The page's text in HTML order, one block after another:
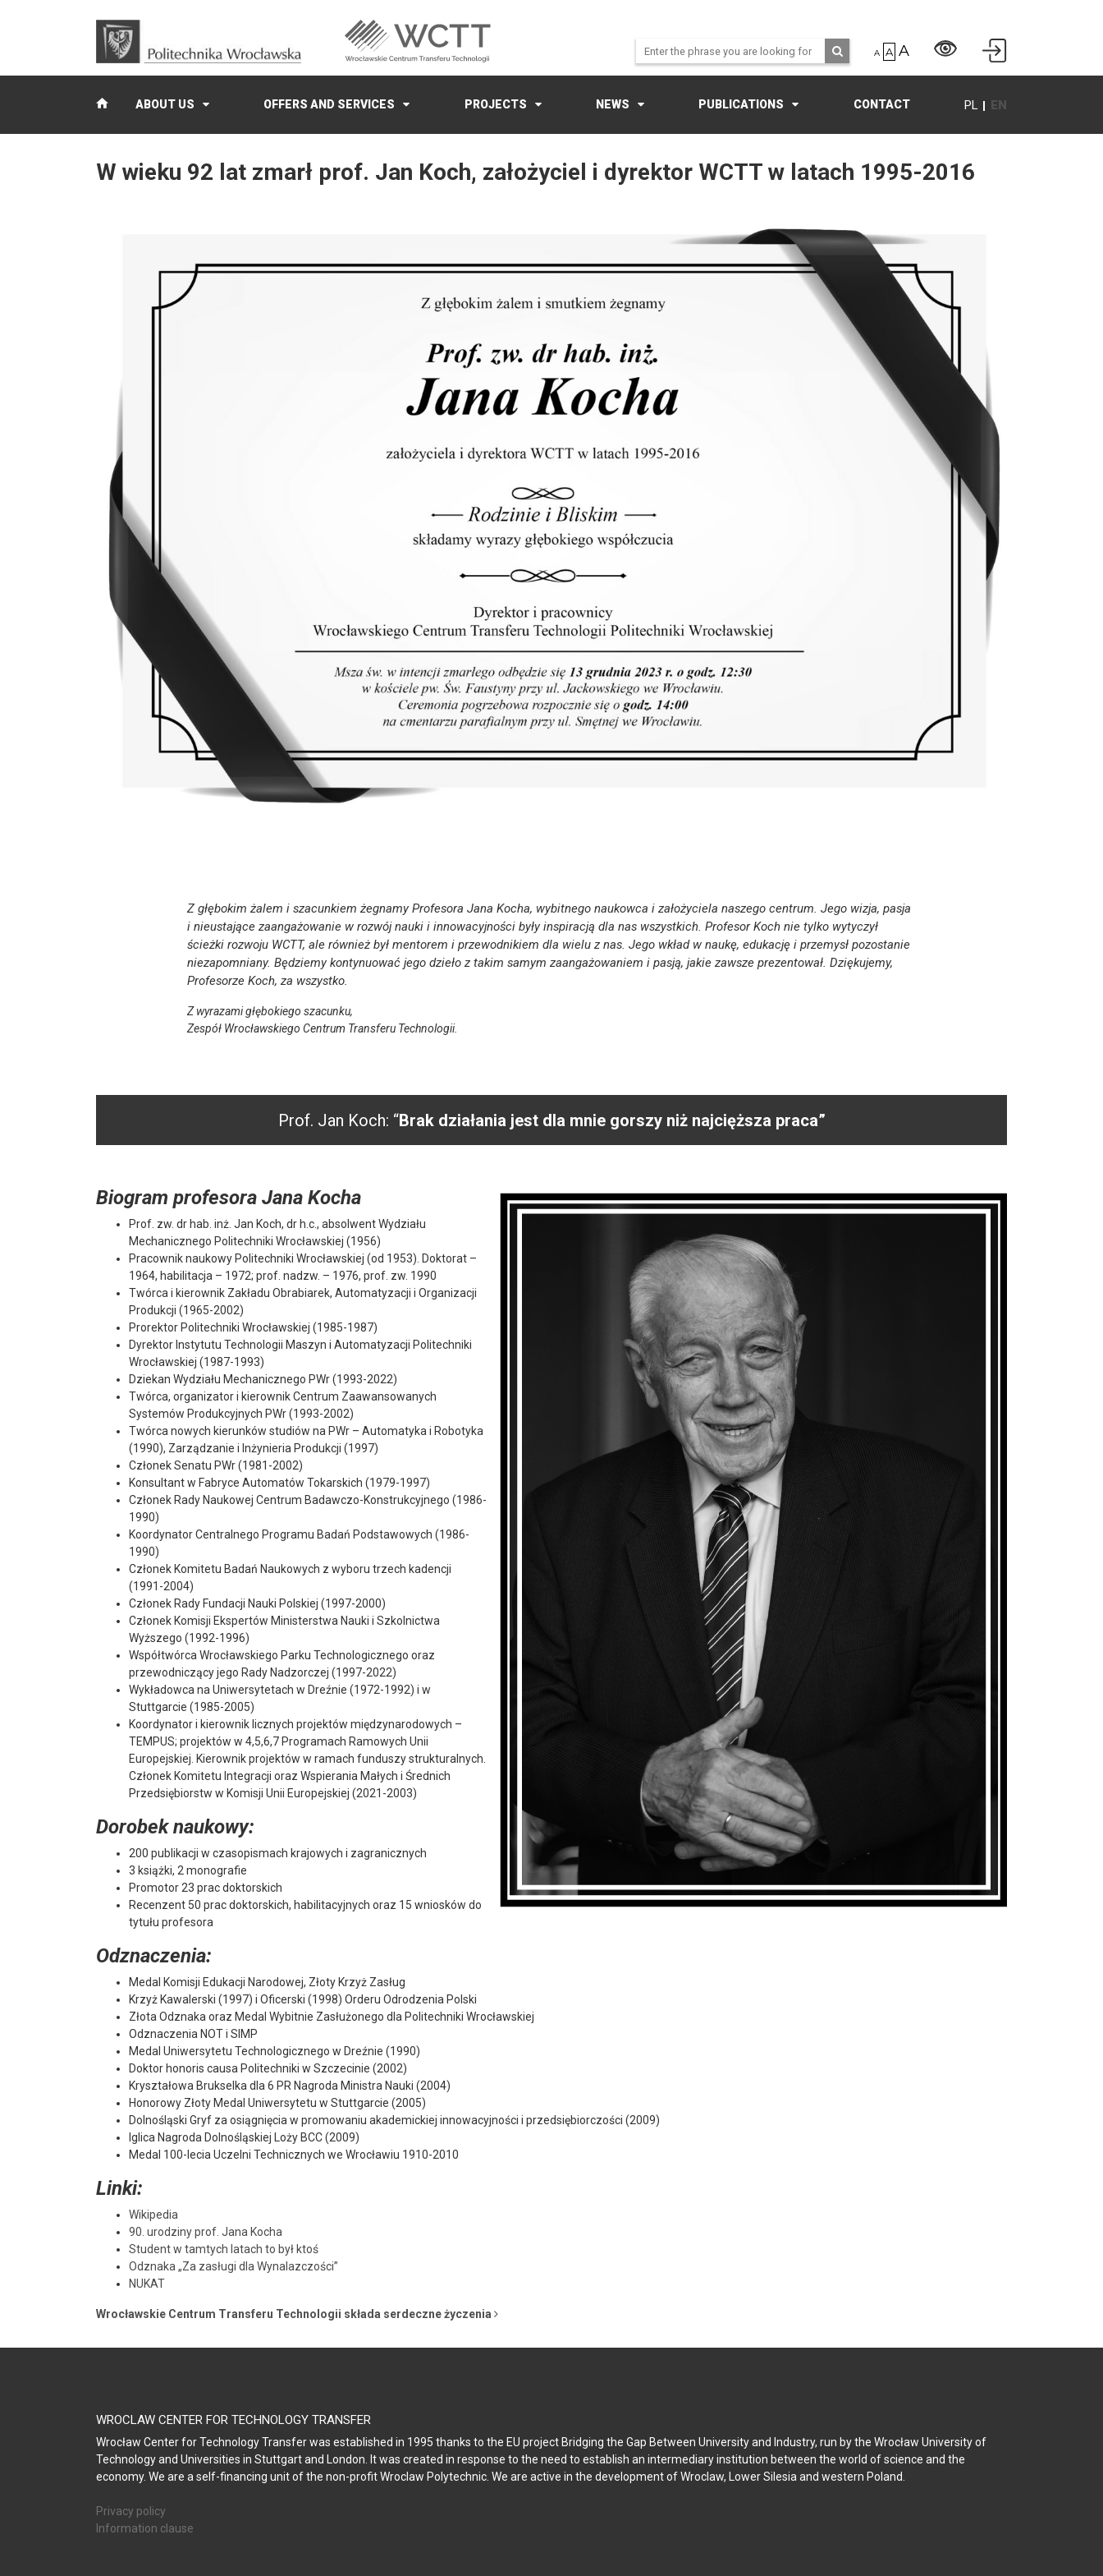
A A A
ABOUT US OFFERS AND SERVICES PROJECTS NEWS PUBLICATIONS CONTACT PL EN
W wieku 92 lat zmarł prof. Jan Koch, założyciel i dyrektor WCTT w latach 1995-2016
Z głębokim żalem i szacunkiem żegnamy Profesora Jana Kocha, wybitnego naukowca i założyciela naszego centrum. Jego wizja, pasja
i nieustające zaangażowanie w rozwój nauki i innowacyjności były inspiracją dla nas wszystkich. Profesor Koch nie tylko wytyczył
ścieżki rozwoju WCTT, ale również był mentorem i przewodnikiem dla wielu z nas. Jego wkład w naukę, edukację i przemysł pozostanie
niezapomniany. Będziemy kontynuować jego dzieło z takim samym zaangażowaniem i pasją, jakie zawsze prezentował. Dziękujemy,
Profesorze Koch, za wszystko.
Z wyrazami głębokiego szacunku,
Zespół Wrocławskiego Centrum Transferu Technologii.
Prof. Jan Koch: “Brak działania jest dla mnie gorszy niż najcięższa praca”
Biogram profesora Jana Kocha
Prof. zw. dr hab. inż. Jan Koch, dr h.c., absolwent Wydziału
Mechanicznego Politechniki Wrocławskiej (1956)
Pracownik naukowy Politechniki Wrocławskiej (od 1953). Doktorat –
1964, habilitacja – 1972; prof. nadzw. – 1976, prof. zw. 1990
Twórca i kierownik Zakładu Obrabiarek, Automatyzacji i Organizacji
Produkcji (1965-2002)
Prorektor Politechniki Wrocławskiej (1985-1987)
Dyrektor Instytutu Technologii Maszyn i Automatyzacji Politechniki
Wrocławskiej (1987-1993)
Dziekan Wydziału Mechanicznego PWr (1993-2022)
Twórca, organizator i kierownik Centrum Zaawansowanych
Systemów Produkcyjnych PWr (1993-2002)
Twórca nowych kierunków studiów na PWr – Automatyka i Robotyka
(1990), Zarządzanie i Inżynieria Produkcji (1997)
Członek Senatu PWr (1981-2002)
Konsultant w Fabryce Automatów Tokarskich (1979-1997)
Członek Rady Naukowej Centrum Badawczo-Konstrukcyjnego (1986-
1990)
Koordynator Centralnego Programu Badań Podstawowych (1986-
1990)
Członek Komitetu Badań Naukowych z wyboru trzech kadencji
(1991-2004)
Członek Rady Fundacji Nauki Polskiej (1997-2000)
Członek Komisji Ekspertów Ministerstwa Nauki i Szkolnictwa
Wyższego (1992-1996)
Współtwórca Wrocławskiego Parku Technologicznego oraz
przewodniczący jego Rady Nadzorczej (1997-2022)
Wykładowca na Uniwersytetach w Dreźnie (1972-1992) i w
Stuttgarcie (1985-2005)
Koordynator i kierownik licznych projektów międzynarodowych –
TEMPUS; projektów w 4,5,6,7 Programach Ramowych Unii
Europejskiej. Kierownik projektów w ramach funduszy strukturalnych.
Członek Komitetu Integracji oraz Wspierania Małych i Średnich
Przedsiębiorstw w Komisji Unii Europejskiej (2021-2003)
Dorobek naukowy:
200 publikacji w czasopismach krajowych i zagranicznych
3 książki, 2 monografie
Promotor 23 prac doktorskich
Recenzent 50 prac doktorskich, habilitacyjnych oraz 15 wniosków do
tytułu profesora
Odznaczenia:
Medal Komisji Edukacji Narodowej, Złoty Krzyż Zasług
Krzyż Kawalerski (1997) i Oficerski (1998) Orderu Odrodzenia Polski
Złota Odznaka oraz Medal Wybitnie Zasłużonego dla Politechniki Wrocławskiej
Odznaczenia NOT i SIMP
Medal Uniwersytetu Technologicznego w Dreźnie (1990)
Doktor honoris causa Politechniki w Szczecinie (2002)
Kryształowa Brukselka dla 6 PR Nagroda Ministra Nauki (2004)
Honorowy Złoty Medal Uniwersytetu w Stuttgarcie (2005)
Dolnośląski Gryf za osiągnięcia w promowaniu akademickiej innowacyjności i przedsiębiorczości (2009)
Iglica Nagroda Dolnośląskiej Loży BCC (2009)
Medal 100-lecia Uczelni Technicznych we Wrocławiu 1910-2010
Linki:
Wikipedia
90. urodziny prof. Jana Kocha
Student w tamtych latach to był ktoś
Odznaka „Za zasługi dla Wynalazczości”
NUKAT
Post navigation
Wrocławskie Centrum Transferu Technologii składa serdeczne życzenia
WROCLAW CENTER FOR TECHNOLOGY TRANSFER
Wrocław Center for Technology Transfer was established in 1995 thanks to the EU project Bridging the Gap Between University and Industry, run by the Wrocław University of
Technology and Universities in Stuttgart and London. It was created in response to the need to establish an intermediary institution between the world of science and the
economy. We are a self-financing unit of the non-profit Wroclaw Polytechnic. We are active in the development of Wroclaw, Lower Silesia and western Poland.
Privacy policy
Information clause